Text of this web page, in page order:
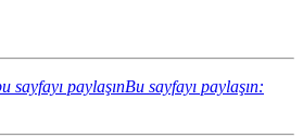
sayfayı paylaşınBu sayfayı paylaşın: